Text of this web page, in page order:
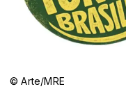
© Arte/MRE